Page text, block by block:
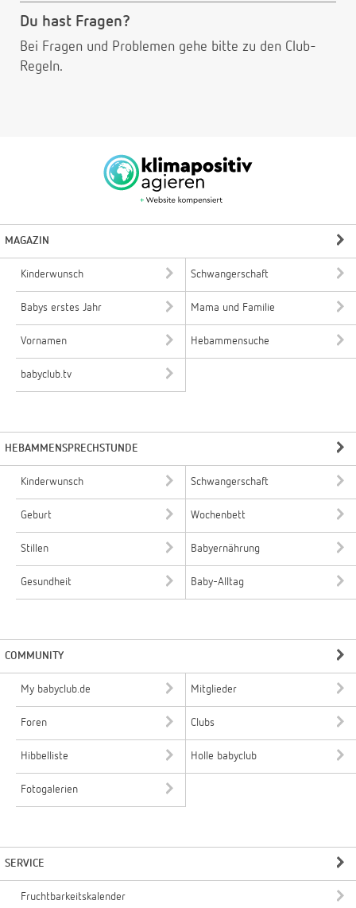
Du hast Fragen?
Bei Fragen und Problemen gehe bitte zu den Club-
Regeln.
MAGAZIN
Kinderwunsch Schwangerschaft
Babys erstes Jahr Mama und Familie
Vornamen Hebammensuche
babyclub.tv
HEBAMMENSPRECHSTUNDE
Kinderwunsch Schwangerschaft
Geburt Wochenbett
Stillen Babyernährung
Gesundheit Baby-Alltag
COMMUNITY
My babyclub.de Mitglieder
Foren Clubs
Hibbelliste Holle babyclub
Fotogalerien
SERVICE
Fruchtbarkeitskalender